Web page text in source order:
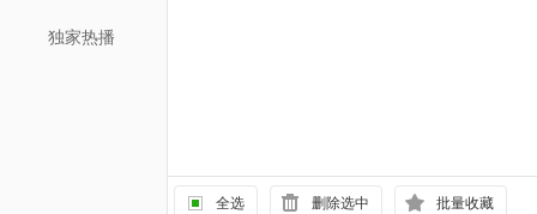
独家热播
全选 删除选中 批量收藏